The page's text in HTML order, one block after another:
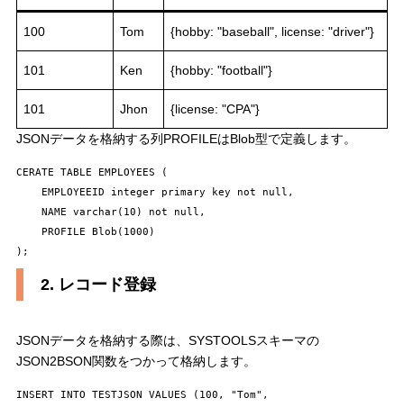
100 Tom {hobby: "baseball", license: "driver"}
101 Ken {hobby: "football"}
101 Jhon {license: "CPA"}
JSONデータを格納する列PROFILEはBlob型で定義します。
CERATE TABLE EMPLOYEES (
2. レコード登録
JSONデータを格納する際は、SYSTOOLSスキーマの
JSON2BSON関数をつかって格納します。
INSERT INTO TESTJSON VALUES (100, "Tom",